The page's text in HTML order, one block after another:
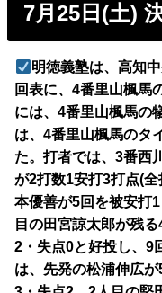
7月25日(土)
明徳義塾は、高知
回表に、4番里山楓馬
には、4番里山楓馬の
は、4番里山楓馬のタ
た。打者では、3番西
が2打数1安打3打点(
本優善が5回を被安打
目の田宮諒太郎が残
2・失点0と好投し、9
は、先発の松浦伸広